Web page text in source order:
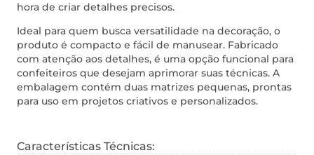
hora de criar detalhes precisos.
Ideal para quem busca versatilidade na decoração, o
produto é compacto e fácil de manusear. Fabricado
com atenção aos detalhes, é uma opção funcional para
confeiteiros que desejam aprimorar suas técnicas. A
embalagem contém duas matrizes pequenas, prontas
para uso em projetos criativos e personalizados.
Características Técnicas: